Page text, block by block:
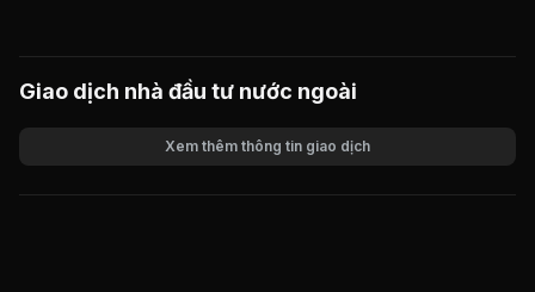
Giao dịch nhà đầu tư nước ngoài
Xem thêm thông tin giao dịch